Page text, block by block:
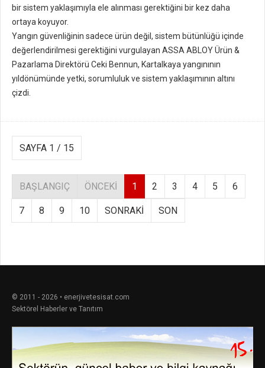
bir sistem yaklaşımıyla ele alınması gerektiğini bir kez daha
ortaya koyuyor.
Yangın güvenliğinin sadece ürün değil, sistem bütünlüğü içinde
değerlendirilmesi gerektiğini vurgulayan ASSA ABLOY Ürün &
Pazarlama Direktörü Ceki Bennun, Kartalkaya yangınının
yıldönümünde yetki, sorumluluk ve sistem yaklaşımının altını
çizdi.
SAYFA 1 / 15
BAŞLANGIÇ ÖNCEKI 1 2 3 4 5 6
7 8 9 10 SONRAKI SON
© 2011 - 2026 • enerjivetesisat.com
Sektörel Haberler ve Tanıtım